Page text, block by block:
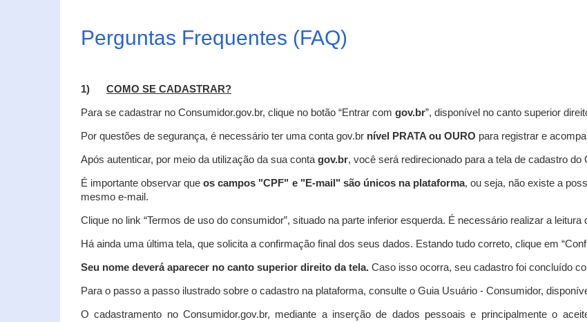
Perguntas Frequentes (FAQ)
1) COMO SE CADASTRAR?
Para se cadastrar no Consumidor.gov.br, clique no botão “Entrar com gov.br”, disponível no canto superior
Por questões de segurança, é necessário ter uma conta gov.br nível PRATA ou OURO para registrar e
Após autenticar, por meio da utilização da sua conta gov.br, você será redirecionado para a tela de cadastro do
É importante observar queos campos "CPF" e "E-mail" são únicos na plataforma, ou seja, não existe a
mesmo e-mail.
Clique no link “Termos de uso do consumidor”, situado na parte inferior esquerda. É necessário realizar a leitura
Há ainda uma última tela, que solicita a confirmação final dos seus dados. Estando tudo correto, clique em
Seu nome deverá aparecer no canto superior direito da tela. Caso isso ocorra, seu cadastro foi concluído
Para o passo a passo ilustrado sobre o cadastro na plataforma, consulte o Guia Usuário - Consumidor,
O cadastramento no Consumidor.gov.br, mediante a inserção de dados pessoais e principalmente o